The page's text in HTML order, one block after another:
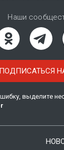
Наши
ПОДПИСАТЬСЯ
выделите